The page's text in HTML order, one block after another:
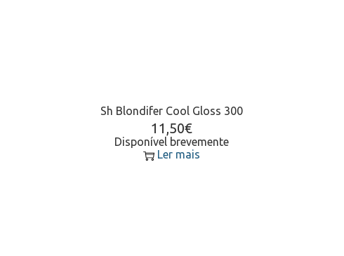
Sh Blondifer Cool Gloss 300
11,50€
Disponível brevemente
Ler mais